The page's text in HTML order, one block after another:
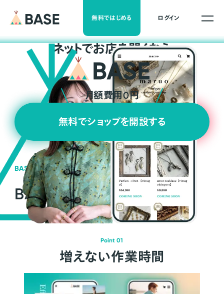
無料ではじめる ログイン
ネットでお店を開くなら
月額費用0円
無料でショップを開設する
BASEの強み
BASEが強い3つの理由
Point 01
増えない作業時間